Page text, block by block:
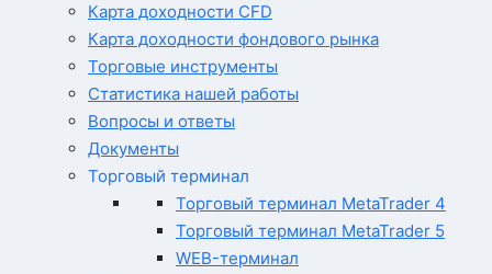
Карта доходности CFD
Карта доходности фондового рынка
Торговые инструменты
Статистика нашей работы
Вопросы и ответы
Документы
Торговый терминал
Торговый терминал MetaTrader 4
Торговый терминал MetaTrader 5
WEB-терминал